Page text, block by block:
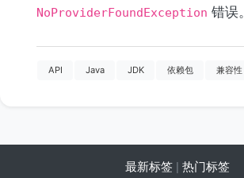
NoProviderFoundException 错误。
API Java JDK 依赖包 兼容性
最新标签 | 热门标签